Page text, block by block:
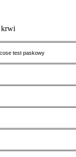
krwi
test paskowy